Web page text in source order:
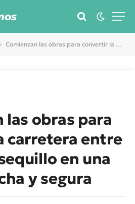
Comienzan las obras para convertir la carretera entre Telde y Valsequillo en una vía más ancha y segura
las obras para
carretera entre
en una
y segura